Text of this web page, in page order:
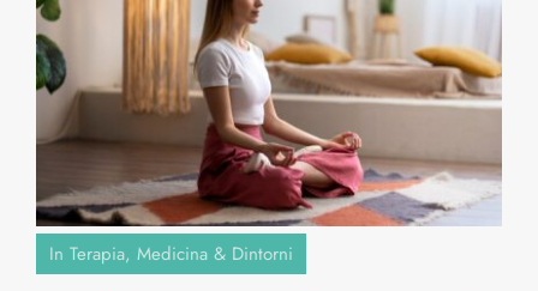
In Terapia, Medicina & Dintorni